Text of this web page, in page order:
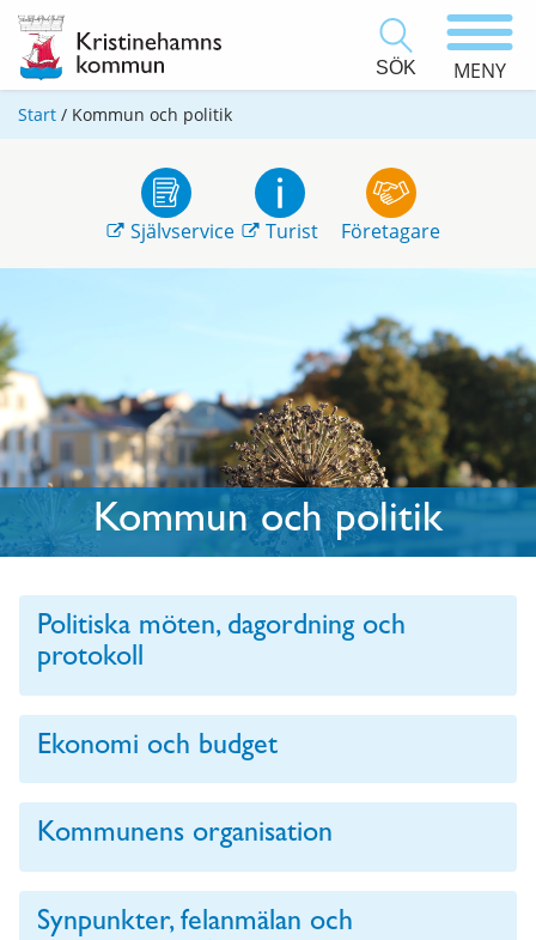
SÖK MENY
Start / Kommun och politik
Självservice Turist Företagare
Kommun och politik
Politiska möten, dagordning och
protokoll
Ekonomi och budget
Kommunens organisation
Synpunkter, felanmälan och